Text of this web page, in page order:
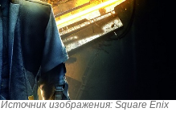
Источник изображения: Square Enix